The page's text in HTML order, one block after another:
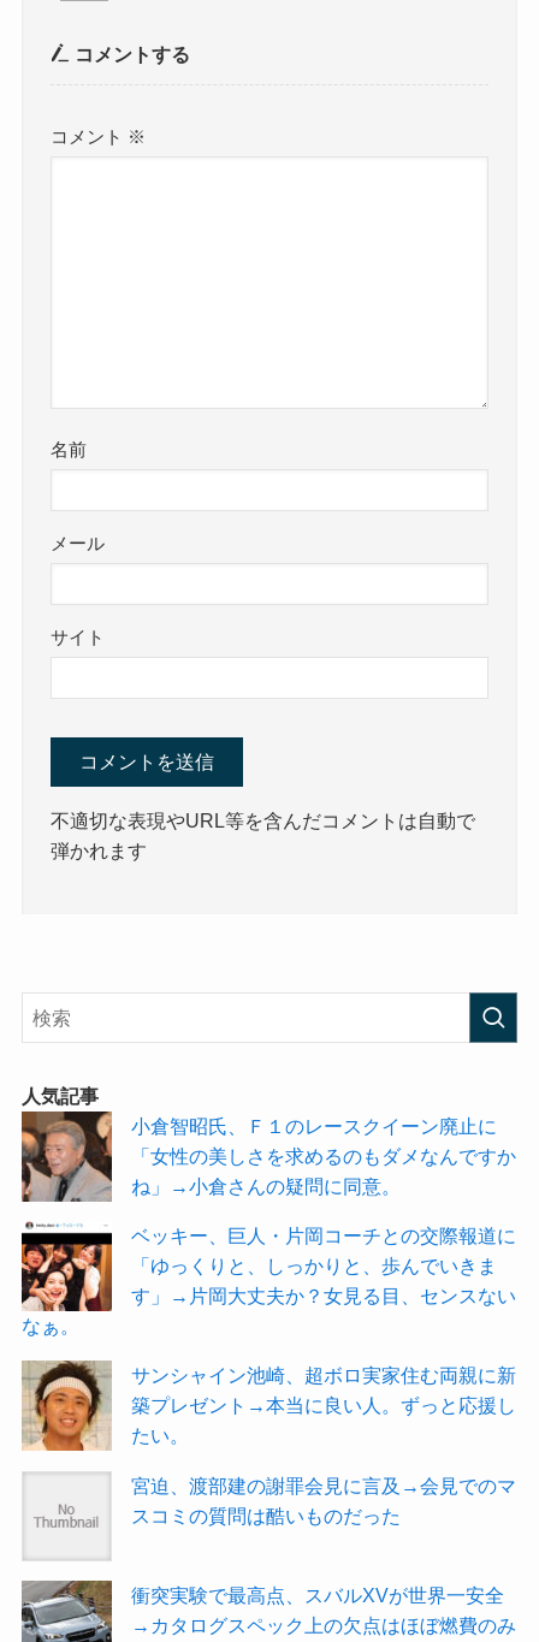
コメントする
コメント ※
名前
メール
サイト
不適切な表現やURL等を含んだコメントは自動で
弾かれます
人気記事
小倉智昭氏、Ｆ１のレースクイーン廃止に
「女性の美しさを求めるのもダメなんですか
ね」→小倉さんの疑問に同意。
ベッキー、巨人・片岡コーチとの交際報道に
「ゆっくりと、しっかりと、歩んでいきま
す」→片岡大丈夫か？女見る目、センスない
なぁ。
サンシャイン池崎、超ボロ実家住む両親に新
築プレゼント→本当に良い人。ずっと応援し
たい。
宮迫、渡部建の謝罪会見に言及→会見でのマ
スコミの質問は酷いものだった
衝突実験で最高点、スバルXVが世界一安全
→カタログスペック上の欠点はほぼ燃費のみ